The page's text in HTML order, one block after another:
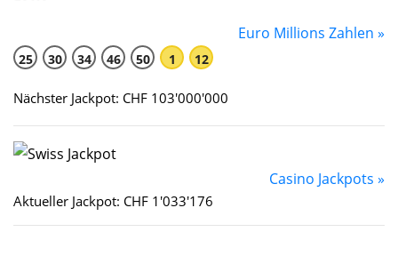
Euro Millions Zahlen »
25 30 34 46 50 1 12
Nächster Jackpot: CHF 103'000'000
Casino Jackpots »
Aktueller Jackpot: CHF 1'033'176